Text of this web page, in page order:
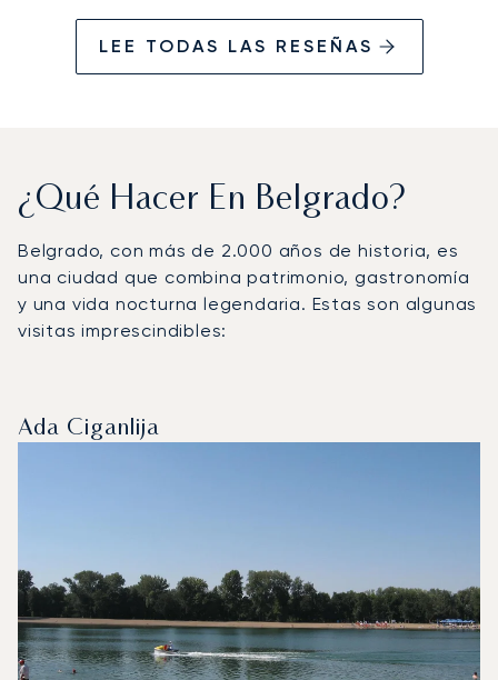
LEE TODAS LAS RESEÑAS
¿Qué Hacer En Belgrado?
Belgrado, con más de 2.000 años de historia, es
una ciudad que combina patrimonio, gastronomía
y una vida nocturna legendaria. Estas son algunas
visitas imprescindibles:
Ada Ciganlija